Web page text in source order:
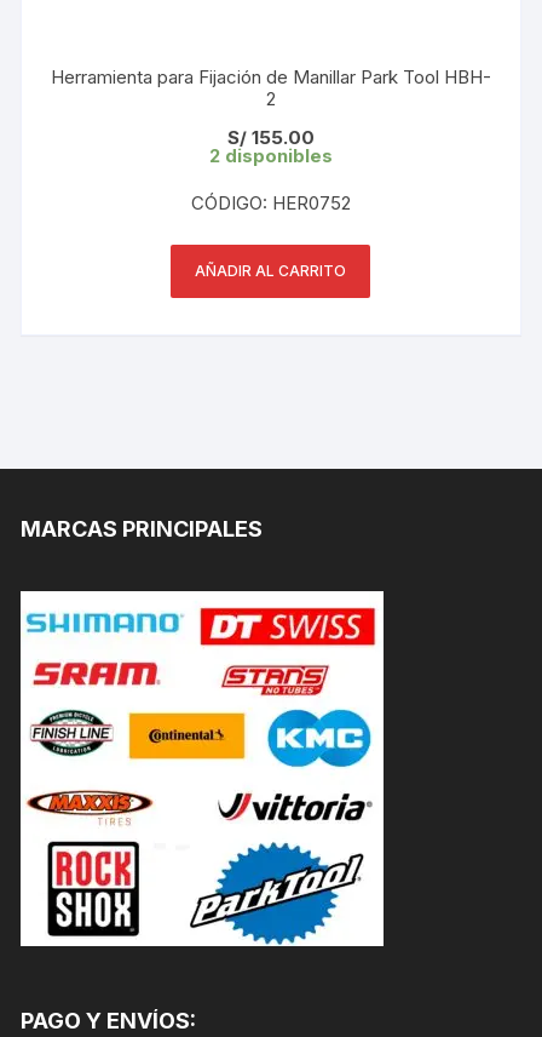
Herramienta para Fijación de Manillar Park Tool HBH-
2
S/155.00
2 disponibles
CÓDIGO: HER0752
AÑADIR AL CARRITO
MARCAS PRINCIPALES
PAGO Y ENVÍOS: